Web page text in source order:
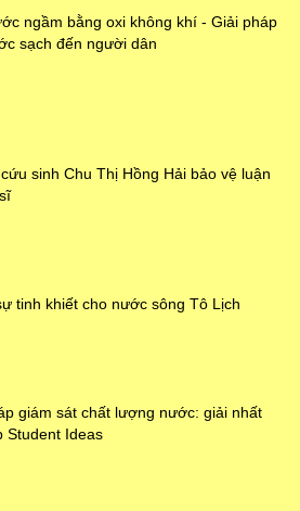
ngầm bằng oxi không khí - Giải pháp
sạch đến người dân
sinh Chu Thị Hồng Hải bảo vệ luận
tinh khiết cho nước sông Tô Lịch
giám sát chất lượng nước: giải nhất
Student Ideas